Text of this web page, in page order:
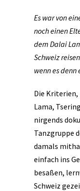
Es war von
noch einen
dem Dalai
Schweiz
wenn es denn
Die Kriterien,
Lama,
nirgends
Tanzgruppe
damals
einfach ins
besaßen,
Schweiz